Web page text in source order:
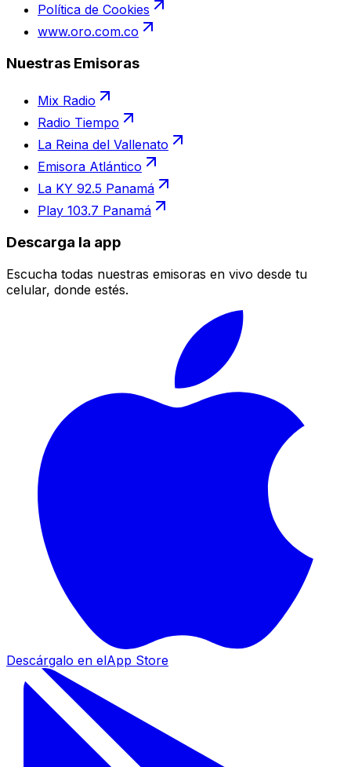
Política de Cookies
www.oro.com.co
Nuestras Emisoras
Mix Radio
Radio Tiempo
La Reina del Vallenato
Emisora Atlántico
La KY 92.5 Panamá
Play 103.7 Panamá
Descarga la app
Escucha todas nuestras emisoras en vivo desde tu
celular, donde estés.
Descárgalo en elApp Store